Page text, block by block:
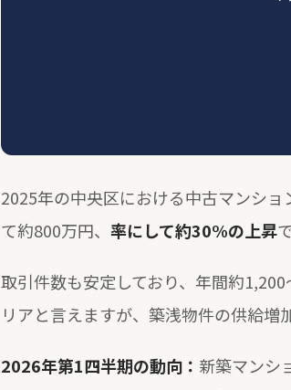
2025年の中央区における中古マンショ
て約800万円、 率にして約30%の上昇
取引件数も安定しており、年間約
リアと言えますが、築浅物件の供給増
2026年第1四半期の動向： 新築マンシ